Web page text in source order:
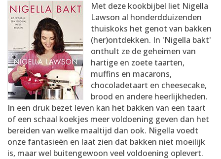
AANMELDEN
RECEPTEN
WEEKMENU'S
KOOKBOEKEN
Met deze kookbijbel liet Nigella
Lawson al honderdduizenden
thuiskoks het genot van bakken
(her)ontdekken. In 'Nigella bakt'
onthult ze de geheimen van
hartige en zoete taarten,
muffins en macarons,
chocoladetaart en cheesecake,
brood en andere heerlijkheden.
In een druk bezet leven kan het bakken van een taart
of een schaal koekjes meer voldoening geven dan het
bereiden van welke maaltijd dan ook. Nigella voedt
onze fantasieën en laat zien dat bakken niet moeilijk
is, maar wel buitengewoon veel voldoening oplevert.